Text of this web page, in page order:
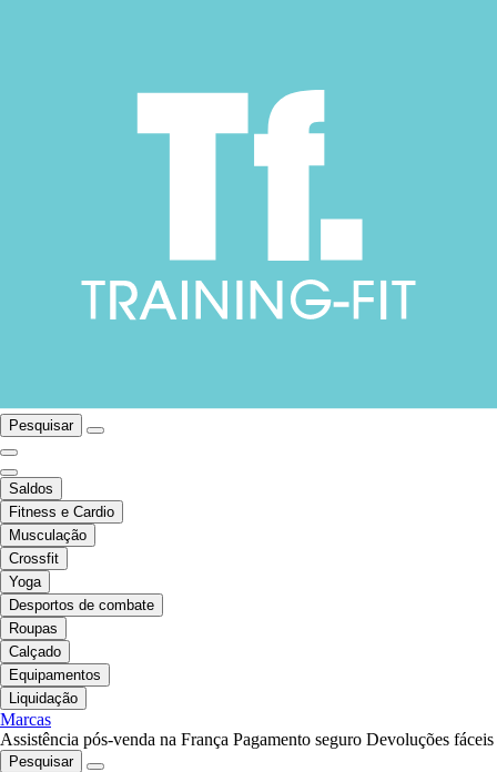
Pesquisar
Saldos
Fitness e Cardio
Musculação
Crossfit
Yoga
Desportos de combate
Roupas
Calçado
Equipamentos
Liquidação
Marcas
Assistência pós-venda na França Pagamento seguro Devoluções fáceis
Pesquisar